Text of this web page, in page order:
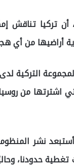
أراضيها من
التركية لدى
“إس-400″ الصاروخية
نشر
حدودنا،